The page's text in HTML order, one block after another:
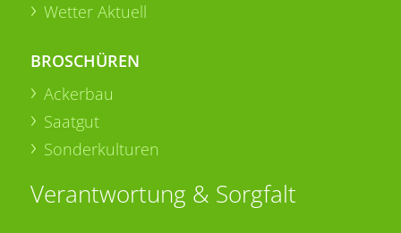
Wetter Aktuell
BROSCHÜREN
Ackerbau
Saatgut
Sonderkulturen
Verantwortung & Sorgfalt